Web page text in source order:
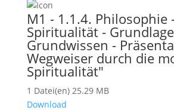
M1 - 1.1.4. Philosophie
Spiritualität -
Grundwissen -
Wegweiser durch die
Spiritualität"
1 Datei(en) 25.29 MB
Download